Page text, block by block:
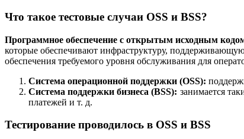
Что такое тестовые случаи OSS и BSS?
Программное обеспечение с открытым исходным
которые обеспечивают инфраструктуру,
обеспечения требуемого уровня обслуживания для
Система операционной поддержки (OSS):
Система поддержки бизнеса (BSS): занимается
платежей и т. д.
Тестирование проводилось в OSS и BSS